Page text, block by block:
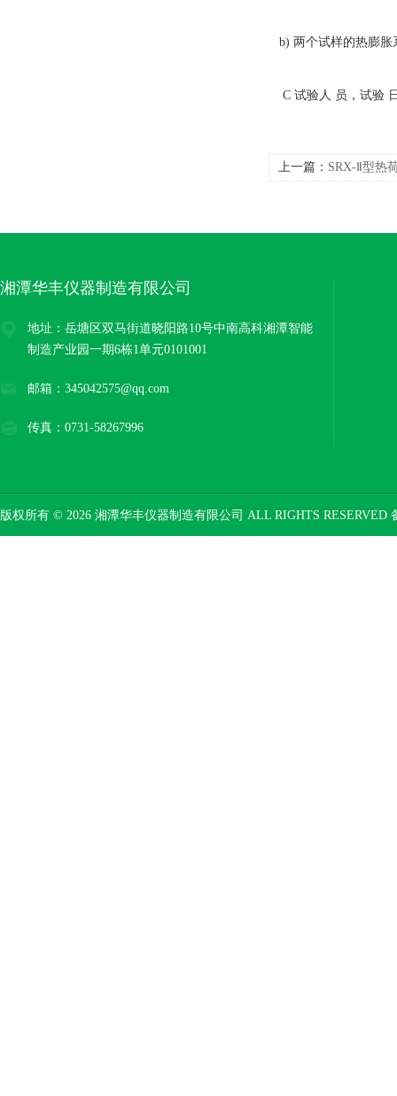
b) 两个试样的热膨胀
C 试验人 员，试验
上一篇： SRX-Ⅱ型热
湘潭华丰仪器制造有限公司
地址：岳塘区双马街道晓阳路10号中南高科湘潭智能
制造产业园一期6栋1单元0101001
邮箱：345042575@qq.com
传真：0731-58267996
版权所有 © 2026 湘潭华丰仪器制造有限公司 ALL RIGHTS RESERVED